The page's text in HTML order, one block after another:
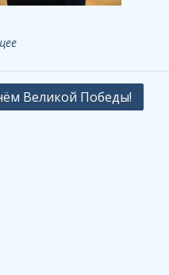
Великой Победы!